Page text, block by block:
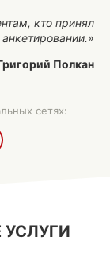
кто принял
Полкан
сетях: